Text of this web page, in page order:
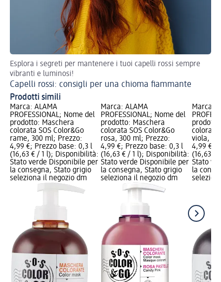
Esplora i segreti per mantenere i tuoi capelli rossi sempre
vibranti e luminosi!
Capelli rossi: consigli per una chioma fiammante
Prodotti simili
Marca: ALAMA
PROFESSIONAL; Nome del
prodotto: Maschera
colorata SOS Color&Go
rame, 300 ml; Prezzo:
4,99 €; Prezzo base: 0,3 l
(16,63 € / 1 l); Disponibilità:
Stato verde Disponibile per
la consegna, Stato grigio
seleziona il negozio dm
Marca: ALAMA
PROFESSIONAL; Nome del
prodotto: Maschera
colorata SOS Color&Go
rosa, 300 ml; Prezzo:
4,99 €; Prezzo base: 0,3 l
(16,63 € / 1 l); Disponibilità:
Stato verde Disponibile per
la consegna, Stato grigio
seleziona il negozio dm
Marca:
colorata
viola,
4,99 €;
(16,63 €
Stato
la